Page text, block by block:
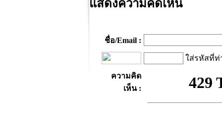
แสดงความคิดเห็น
ชื่อ/Email :
ใส่รหัสที่ท่
ความคิด
เห็น :